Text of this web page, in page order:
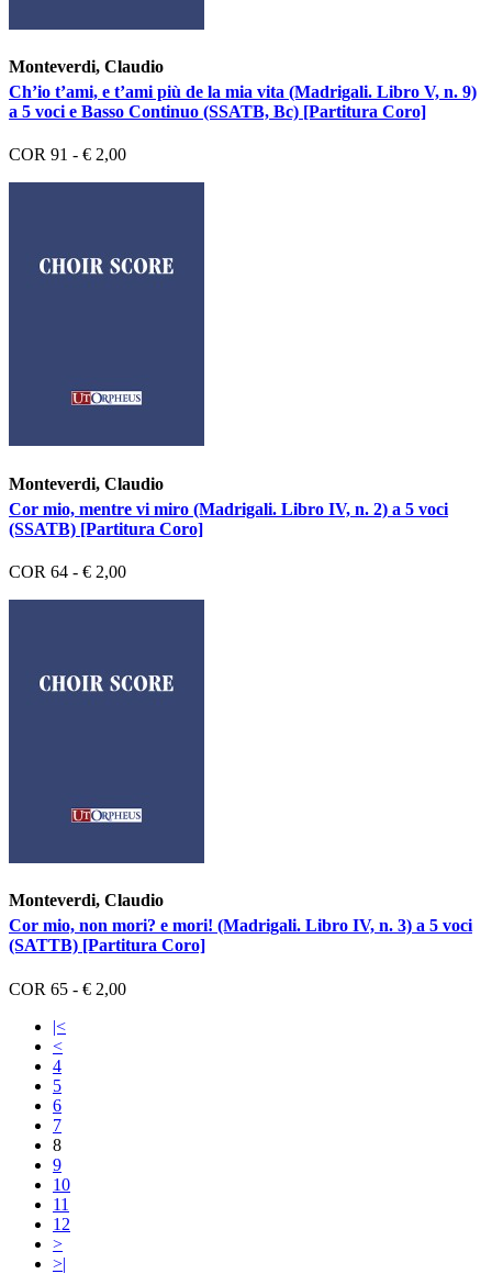
Monteverdi, Claudio
Ch’io t’ami, e t’ami più de la mia vita (Madrigali. Libro V, n. 9)
a 5 voci e Basso Continuo (SSATB, Bc) [Partitura Coro]
COR 91 - € 2,00
Monteverdi, Claudio
Cor mio, mentre vi miro (Madrigali. Libro IV, n. 2) a 5 voci
(SSATB) [Partitura Coro]
COR 64 - € 2,00
Monteverdi, Claudio
Cor mio, non mori? e mori! (Madrigali. Libro IV, n. 3) a 5 voci
(SATTB) [Partitura Coro]
COR 65 - € 2,00
|<
<
4
5
6
7
8
9
10
11
12
>
>|